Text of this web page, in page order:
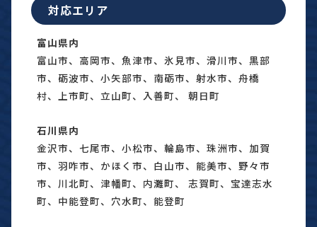
対応エリア
富山県内
富山市、高岡市、魚津市、氷見市、滑川市、黒部
市、砺波市、小矢部市、南砺市、射水市、舟橋
村、上市町、立山町、入善町、 朝日町
石川県内
金沢市、七尾市、小松市、輪島市、珠洲市、加賀
市、羽咋市、かほく市、白山市、能美市、野々市
市、川北町、津幡町、内灘町、 志賀町、宝達志水
町、中能登町、穴水町、能登町